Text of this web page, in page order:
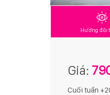
Hướng đồi
Giá:
Cuối tuần